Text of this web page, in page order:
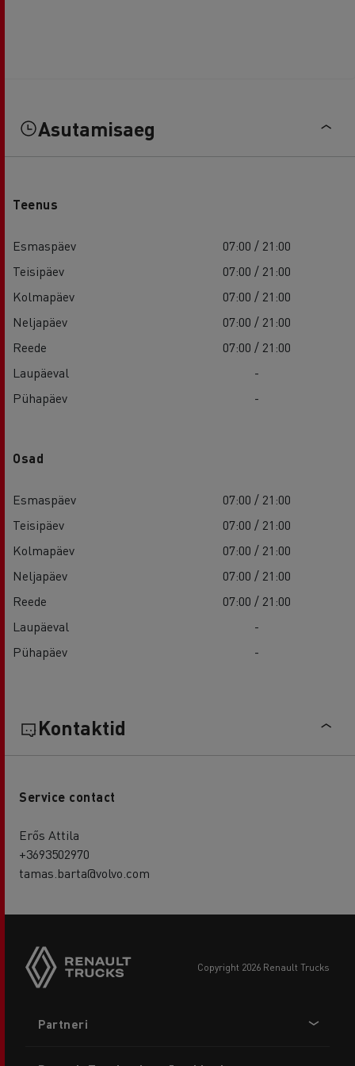
Asutamisaeg
Teenus
Esmaspäev
07:00 / 21:00
Teisipäev
07:00 / 21:00
Kolmapäev
07:00 / 21:00
Neljapäev
07:00 / 21:00
Reede
07:00 / 21:00
Laupäeval
-
Pühapäev
-
Osad
Esmaspäev
07:00 / 21:00
Teisipäev
07:00 / 21:00
Kolmapäev
07:00 / 21:00
Neljapäev
07:00 / 21:00
Reede
07:00 / 21:00
Laupäeval
-
Pühapäev
-
Kontaktid
Service contact
Erős Attila
+3693502970
tamas.barta@volvo.com
copyright 2026 Renault Trucks
menu
Partneri